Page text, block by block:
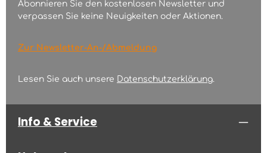
Abonnieren Sie den kostenlosen Newsletter und
verpassen Sie keine Neuigkeiten oder Aktionen.
Zur Newsletter-An-/Abmeldung
Lesen Sie auch unsere Datenschutzerklärung.
Info & Service